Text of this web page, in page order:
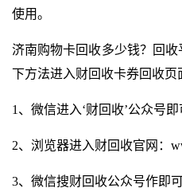
使用。
济南购物卡回收多少钱？回
下方法进入财回收卡券回收页
1、微信进入‘财回收’公众号即
2、浏览器进入财回收官网：
3、微信搜财回收公众号作即可